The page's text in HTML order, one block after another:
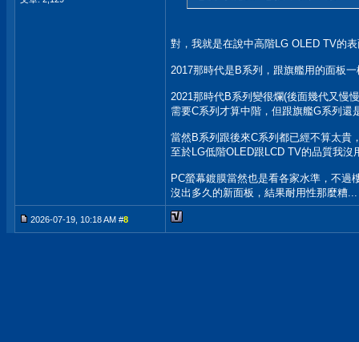
對，我就是在說中高階LG OLED TV的
2017那時代是B系列，跟旗艦用的面板
2021那時代B系列變很爛(後面幾代又慢
需要C系列才算中階，但跟旗艦G系列還
當然B系列跟後來C系列都已經不算太貴
至於LG低階OLED跟LCD TV的品質我沒
PC螢幕鍍膜當然也是看各家水準，不過
沒出多久的新面板，結果耐用性那麼糟...
2026-07-19, 10:18 AM #8